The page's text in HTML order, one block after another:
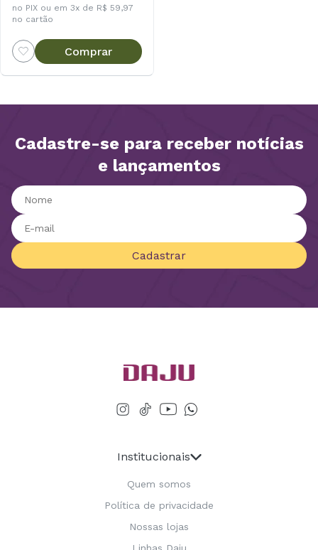
no PIX ou em 3x de R$ 59,97
no cartão
Comprar
Cadastre-se para receber notícias
e lançamentos
Cadastrar
Institucionais
Quem somos
Política de privacidade
Nossas lojas